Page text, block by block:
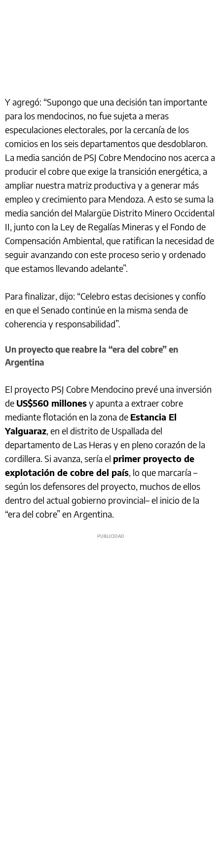
Y agregó: “Supongo que una decisión tan importante
para los mendocinos, no fue sujeta a meras
especulaciones electorales, por la cercanía de los
comicios en los seis departamentos que desdoblaron.
La media sanción de PSJ Cobre Mendocino nos acerca a
producir el cobre que exige la transición energética, a
ampliar nuestra matriz productiva y a generar más
empleo y crecimiento para Mendoza. A esto se suma la
media sanción del Malargüe Distrito Minero Occidental
II, junto con la Ley de Regalías Mineras y el Fondo de
Compensación Ambiental, que ratifican la necesidad de
seguir avanzando con este proceso serio y ordenado
que estamos llevando adelante”.
Para finalizar, dijo: “Celebro estas decisiones y confío
en que el Senado continúe en la misma senda de
coherencia y responsabilidad”.
Un proyecto que reabre la “era del cobre” en
Argentina
El proyecto PSJ Cobre Mendocino prevé una inversión
de US$560 millonesy apunta a extraer cobre
mediante flotación en la zona de Estancia El
Yalguaraz, en el distrito de Uspallada del
departamento de Las Heras y en pleno corazón de la
cordillera. Si avanza, sería el primer proyecto de
explotación de cobre del país, lo que marcaría –
según los defensores del proyecto, muchos de ellos
dentro del actual gobierno provincial– el inicio de la
“era del cobre” en Argentina.